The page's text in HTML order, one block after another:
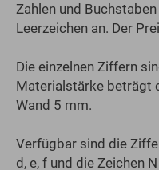
Zahlen und
Leerzeichen an. Der
Die einzelnen Ziffern
Materialstärke beträgt
Wand 5 mm.
Verfügbar sind die
d, e, f und die Zeichen N